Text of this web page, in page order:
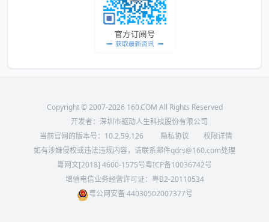
Copyright © 2007-2026 160.COM All Rights Reserved
开发者：深圳市驱动人生科技股份有限公司
当前官网的版本号： 10.2.59.126 隐私协议
权限详情
如有涉嫌侵权或违法违规内容，请联系邮件qdrs@160.com处理
粤网文[2018] 4600-1575号粤ICP备10036742号
增值电信业务经营许可证：粤B2-20110534
粤公网安备 44030502007377号